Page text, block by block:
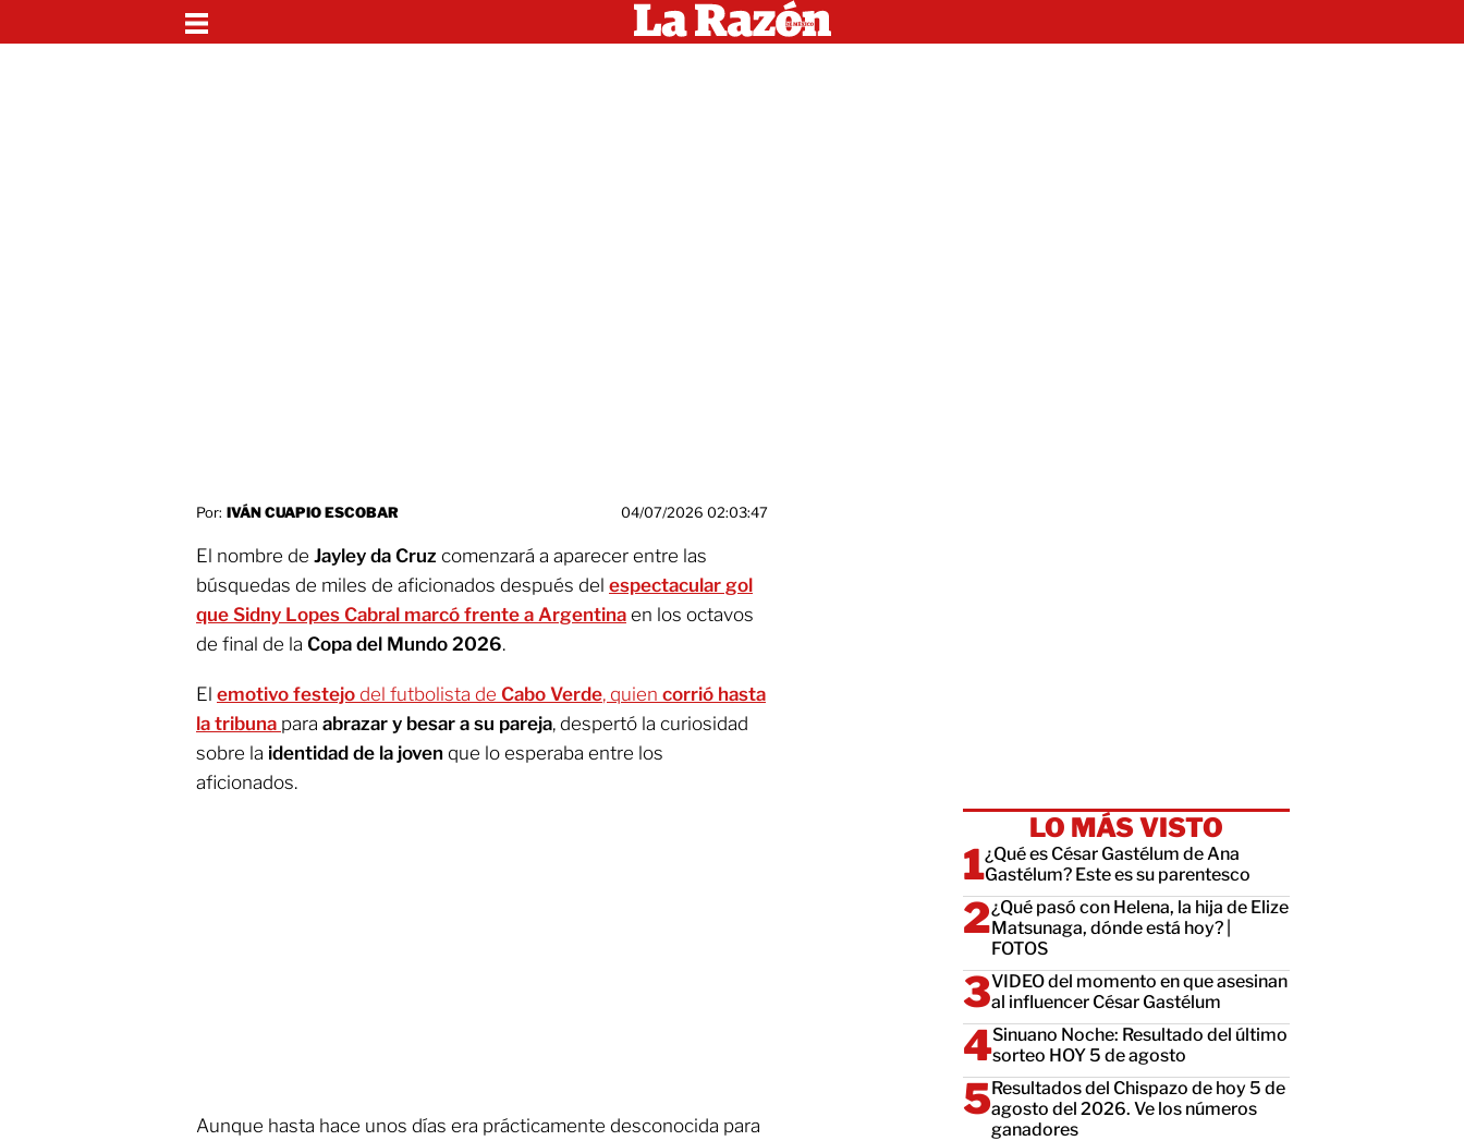
Por: IVÁN CUAPIO ESCOBAR 04/07/2026 02:03:47
El nombre de Jayley da Cruz comenzará a aparecer entre las
búsquedas de miles de aficionados después del espectacular gol
que Sidny Lopes Cabral marcó frente a Argentina en los octavos
de final de la Copa del Mundo 2026.
El emotivo festejo del futbolista de Cabo Verde, quien corrió hasta
la tribuna para abrazar y besar a su pareja, despertó la curiosidad
sobre la identidad de la joven que lo esperaba entre los
aficionados.
Aunque hasta hace unos días era prácticamente desconocida para
LO MÁS VISTO
¿Qué es César Gastélum de Ana
Gastélum? Este es su parentesco
¿Qué pasó con Helena, la hija de Elize
Matsunaga, dónde está hoy? |
FOTOS
VIDEO del momento en que asesinan
al influencer César Gastélum
Sinuano Noche: Resultado del último
sorteo HOY 5 de agosto
Resultados del Chispazo de hoy 5 de
agosto del 2026. Ve los números
ganadores